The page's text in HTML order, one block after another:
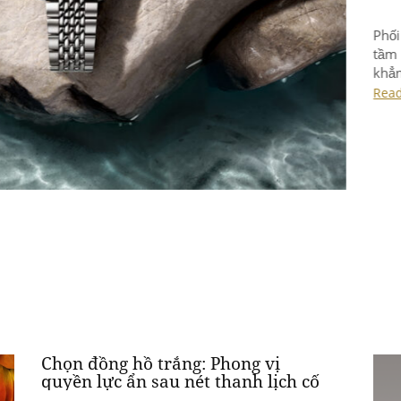
Sep
Ra
Chọn đồng hồ trắng: Phong vị
quyền lực ẩn sau nét thanh lịch cố